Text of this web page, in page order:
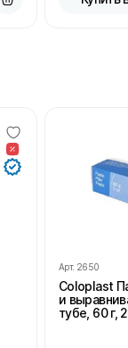
Арт. 2650
Coloplast
и
тубе, 60 г,